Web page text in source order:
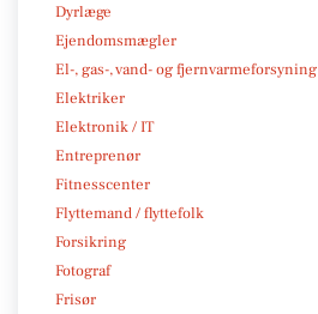
Dyrlæge
Ejendomsmægler
El-, gas-, vand- og fjernvarmeforsyning
Elektriker
Elektronik / IT
Entreprenør
Fitnesscenter
Flyttemand / flyttefolk
Forsikring
Fotograf
Frisør